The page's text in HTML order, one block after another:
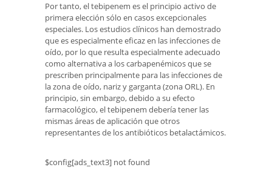
Por tanto, el tebipenem es el principio activo de
primera elección sólo en casos excepcionales
especiales. Los estudios clínicos han demostrado
que es especialmente eficaz en las infecciones de
oído, por lo que resulta especialmente adecuado
como alternativa a los carbapenémicos que se
prescriben principalmente para las infecciones de
la zona de oído, nariz y garganta (zona ORL). En
principio, sin embargo, debido a su efecto
farmacológico, el tebipenem debería tener las
mismas áreas de aplicación que otros
representantes de los antibióticos betalactámicos.
$config[ads_text3] not found